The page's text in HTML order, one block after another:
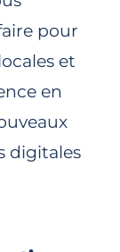
pour
et
en
digitales